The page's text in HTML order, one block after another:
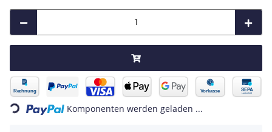
Loading... Komponenten werden geladen ...